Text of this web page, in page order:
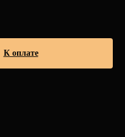
К оплате